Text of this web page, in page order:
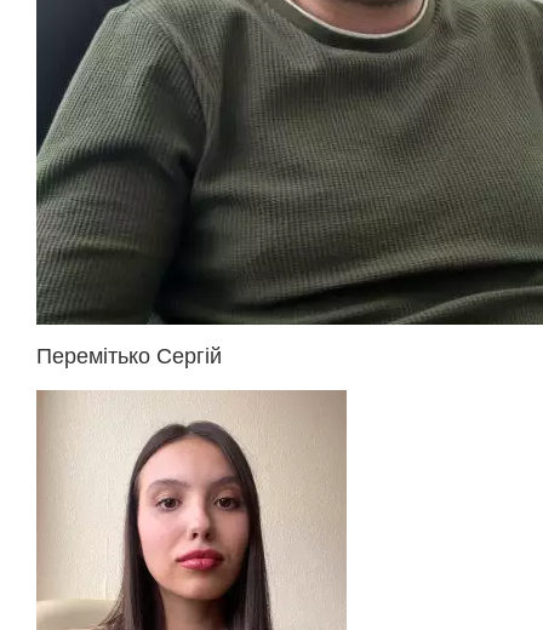
Перемітько Сергій